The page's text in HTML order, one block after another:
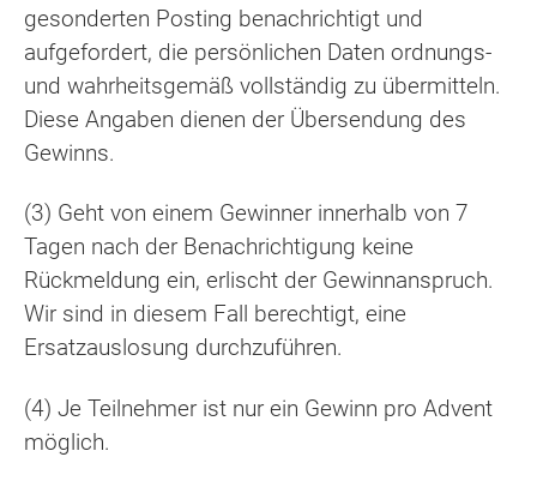
gesonderten Posting benachrichtigt und
aufgefordert, die persönlichen Daten ordnungs-
und wahrheitsgemäß vollständig zu übermitteln.
Diese Angaben dienen der Übersendung des
Gewinns.
(3) Geht von einem Gewinner innerhalb von 7
Tagen nach der Benachrichtigung keine
Rückmeldung ein, erlischt der Gewinnanspruch.
Wir sind in diesem Fall berechtigt, eine
Ersatzauslosung durchzuführen.
(4) Je Teilnehmer ist nur ein Gewinn pro Advent
möglich.